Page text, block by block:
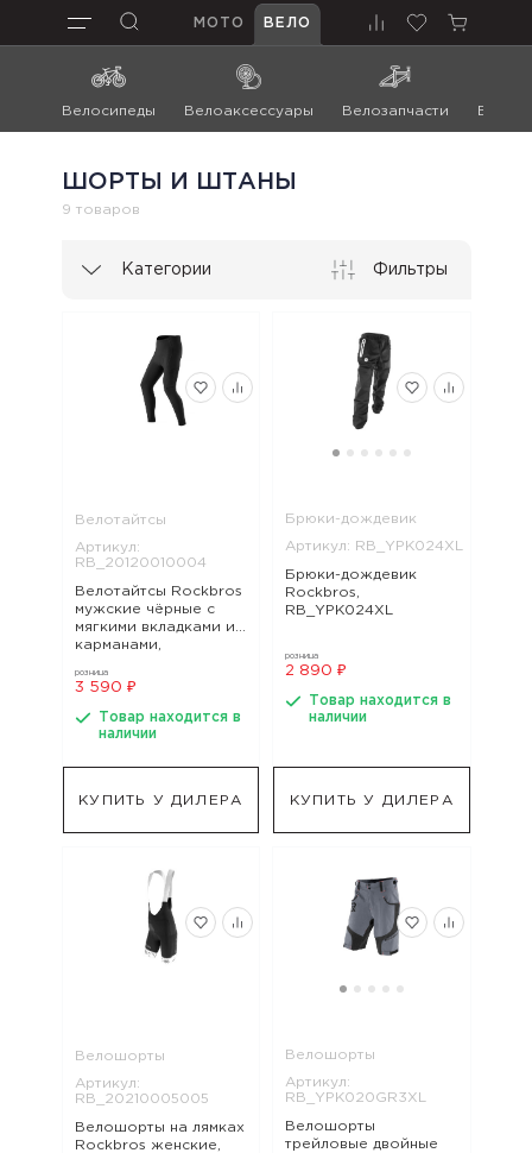
МОТО ВЕЛО
Велосипеды Велоаксессуары Велозапчасти
ШОРТЫ И ШТАНЫ
9 товаров
Категории Фильтры
Велотайтсы
Артикул:
RB_20120010004
Велотайтсы Rockbros
мужские чёрные с
мягкими вкладками и
карманами,
розница
3 590 ₽
Товар находится в
наличии
КУПИТЬ У ДИЛЕРА
Брюки-дождевик
Артикул: RB_YPK024XL
Брюки-дождевик
Rockbros,
RB_YPK024XL
розница
2 890 ₽
Товар находится в
наличии
КУПИТЬ У ДИЛЕРА
Велошорты
Артикул:
RB_20210005005
Велошорты на лямках
Rockbros женские,
Велошорты
Артикул:
RB_YPK020GR3XL
Велошорты
трейловые двойные